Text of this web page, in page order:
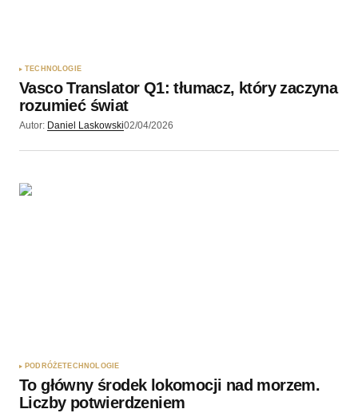
TECHNOLOGIE
Vasco Translator Q1: tłumacz, który zaczyna
rozumieć świat
Autor: Daniel Laskowski02/04/2026
PODRÓŻETECHNOLOGIE
To główny środek lokomocji nad morzem.
Liczby potwierdzeniem